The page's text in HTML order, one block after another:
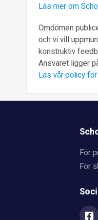
Läs mer om
Omdömen
och vi vill
konstruktiv
Ansvaret ligger
Läs vår policy
För
För